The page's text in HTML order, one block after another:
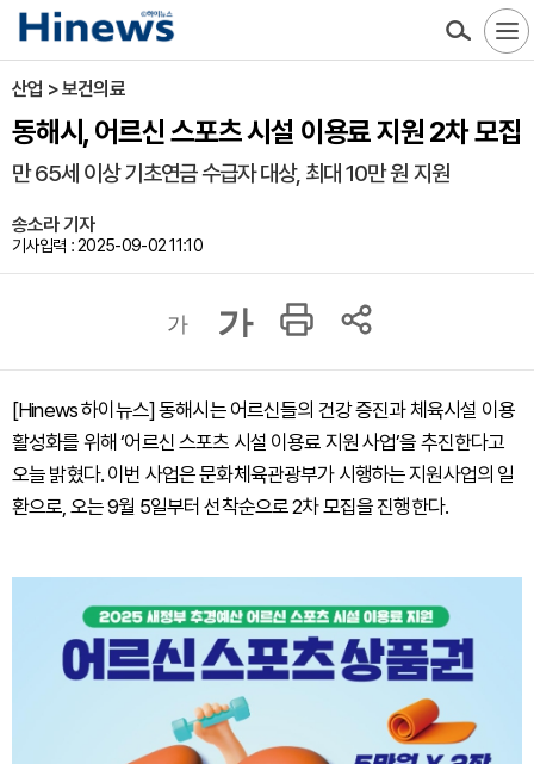
산업 > 보건의료
동해시, 어르신 스포츠 시설 이용료 지원 2차 모집
만 65세 이상 기초연금 수급자 대상, 최대 10만 원 지원
송소라 기자
기사입력 : 2025-09-02 11:10
가 가
[Hinews 하이뉴스] 동해시는 어르신들의 건강 증진과 체육시설 이용
활성화를 위해 ‘어르신 스포츠 시설 이용료 지원 사업’을 추진한다고
오늘 밝혔다. 이번 사업은 문화체육관광부가 시행하는 지원사업의 일
환으로, 오는 9월 5일부터 선착순으로 2차 모집을 진행한다.